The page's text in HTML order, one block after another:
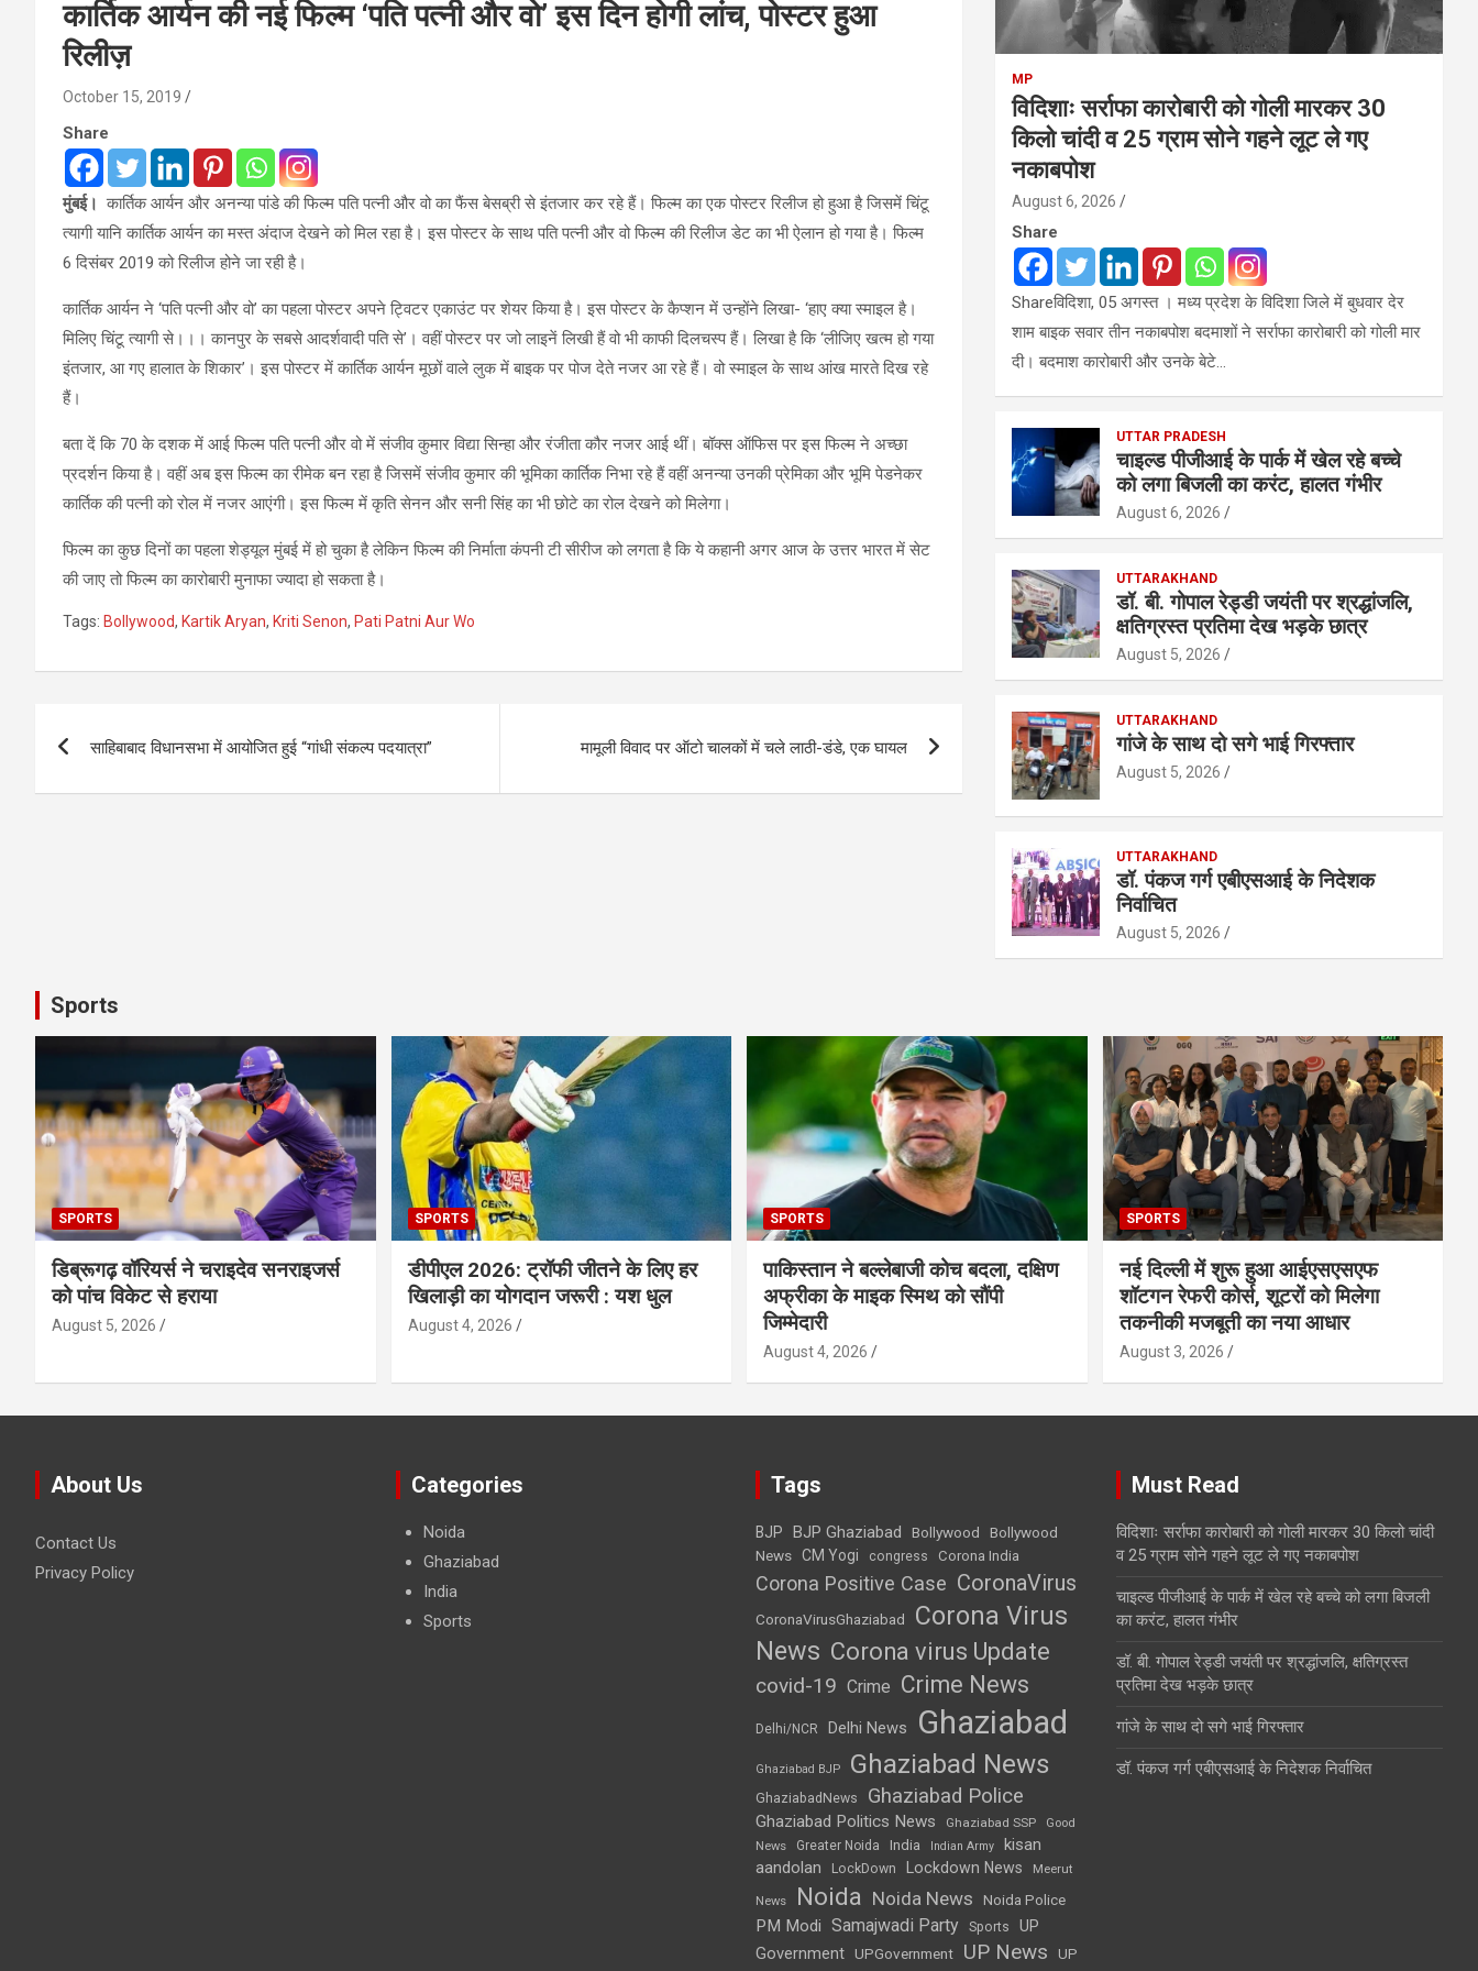
कार्तिक आर्यन की नई फिल्म ‘पति पत्नी और वो’ इस दिन होगी लांच, पोस्टर हुआ
रिलीज़
October 15, 2019
Share
मुंबई।कार्तिक आर्यन और अनन्या पांडे की फिल्म पति पत्नी और वो का फैंस बेसब्री से इंतजार कर रहे हैं। फिल्म का एक पोस्टर रिलीज हो हुआ है जिसमें चिंटू
त्यागी यानि कार्तिक आर्यन का मस्त अंदाज देखने को मिल रहा है। इस पोस्टर के साथ पति पत्नी और वो फिल्म की रिलीज डेट का भी ऐलान हो गया है। फिल्म
6 दिसंबर 2019 को रिलीज होने जा रही है।
कार्तिक आर्यन ने ‘पति पत्नी और वो’ का पहला पोस्टर अपने ट्विटर एकाउंट पर शेयर किया है। इस पोस्टर के कैप्शन में उन्होंने लिखा- ‘हाए क्या स्माइल है।
मिलिए चिंटू त्यागी से।।। कानपुर के सबसे आदर्शवादी पति से’। वहीं पोस्टर पर जो लाइनें लिखी हैं वो भी काफी दिलचस्प हैं। लिखा है कि ‘लीजिए खत्म हो गया
इंतजार, आ गए हालात के शिकार’। इस पोस्टर में कार्तिक आर्यन मूछों वाले लुक में बाइक पर पोज देते नजर आ रहे हैं। वो स्माइल के साथ आंख मारते दिख रहे
हैं।
बता दें कि 70 के दशक में आई फिल्म पति पत्नी और वो में संजीव कुमार विद्या सिन्हा और रंजीता कौर नजर आई थीं। बॉक्स ऑफिस पर इस फिल्म ने अच्छा
प्रदर्शन किया है। वहीं अब इस फिल्म का रीमेक बन रहा है जिसमें संजीव कुमार की भूमिका कार्तिक निभा रहे हैं वहीं अनन्या उनकी प्रेमिका और भूमि पेडनेकर
कार्तिक की पत्नी को रोल में नजर आएंगी। इस फिल्म में कृति सेनन और सनी सिंह का भी छोटे का रोल देखने को मिलेगा।
फिल्म का कुछ दिनों का पहला शेड्यूल मुंबई में हो चुका है लेकिन फिल्म की निर्माता कंपनी टी सीरीज को लगता है कि ये कहानी अगर आज के उत्तर भारत में सेट
की जाए तो फिल्म का कारोबारी मुनाफा ज्यादा हो सकता है।
Tags: Bollywood, Kartik Aryan, Kriti Senon, Pati Patni Aur Wo
साहिबाबाद विधानसभा में आयोजित हुई “गांधी संकल्प पदयात्रा” मामूली विवाद पर ऑटो चालकों में चले लाठी-डंडे, एक घायल
MP
विदिशाः सर्राफा कारोबारी को गोली मारकर 30
किलो चांदी व 25 ग्राम सोने गहने लूट ले गए
नकाबपोश
August 6, 2026
Share
Shareविदिशा, 05 अगस्त । मध्य प्रदेश के विदिशा जिले में बुधवार देर
शाम बाइक सवार तीन नकाबपोश बदमाशों ने सर्राफा कारोबारी को गोली मार
दी। बदमाश कारोबारी और उनके बेटे…
UTTAR PRADESH
चाइल्ड पीजीआई के पार्क में खेल रहे बच्चे
को लगा बिजली का करंट, हालत गंभीर
August 6, 2026
UTTARAKHAND
डॉ. बी. गोपाल रेड्डी जयंती पर श्रद्धांजलि,
क्षतिग्रस्त प्रतिमा देख भड़के छात्र
August 5, 2026
UTTARAKHAND
गांजे के साथ दो सगे भाई गिरफ्तार
August 5, 2026
UTTARAKHAND
डॉ. पंकज गर्ग एबीएसआई के निदेशक
निर्वाचित
August 5, 2026
Sports
SPORTS
डिब्रूगढ़ वॉरियर्स ने चराइदेव सनराइजर्स
को पांच विकेट से हराया
August 5, 2026
SPORTS
डीपीएल 2026: ट्रॉफी जीतने के लिए हर
खिलाड़ी का योगदान जरूरी : यश धुल
August 4, 2026
SPORTS
पाकिस्तान ने बल्लेबाजी कोच बदला, दक्षिण
अफ्रीका के माइक स्मिथ को सौंपी
जिम्मेदारी
August 4, 2026
SPORTS
नई दिल्ली में शुरू हुआ आईएसएसएफ
शॉटगन रेफरी कोर्स, शूटरों को मिलेगा
तकनीकी मजबूती का नया आधार
August 3, 2026
About Us
Contact Us
Privacy Policy
Categories
Noida
Ghaziabad
India
Sports
Tags
BJP BJP Ghaziabad Bollywood
Bollywood
News CM Yogi congress Corona India
Corona Positive Case CoronaVirus
CoronaVirusGhaziabad
Corona Virus
News Corona virus Update
covid-19 Crime Crime News
Delhi/NCR Delhi News Ghaziabad
Ghaziabad BJP Ghaziabad News
GhaziabadNews Ghaziabad Police
Ghaziabad Politics News Ghaziabad SSP
Good
News
Greater Noida India Indian Army
kisan
aandolan
LockDown Lockdown News Meerut
News Noida Noida News Noida Police
PM Modi Samajwadi Party Sports
UP
Government UPGovernment UP News
UP
Must Read
विदिशाः सर्राफा कारोबारी को गोली मारकर 30 किलो चांदी
व 25 ग्राम सोने गहने लूट ले गए नकाबपोश
चाइल्ड पीजीआई के पार्क में खेल रहे बच्चे को लगा बिजली
का करंट, हालत गंभीर
डॉ. बी. गोपाल रेड्डी जयंती पर श्रद्धांजलि, क्षतिग्रस्त
प्रतिमा देख भड़के छात्र
गांजे के साथ दो सगे भाई गिरफ्तार
डॉ. पंकज गर्ग एबीएसआई के निदेशक निर्वाचित